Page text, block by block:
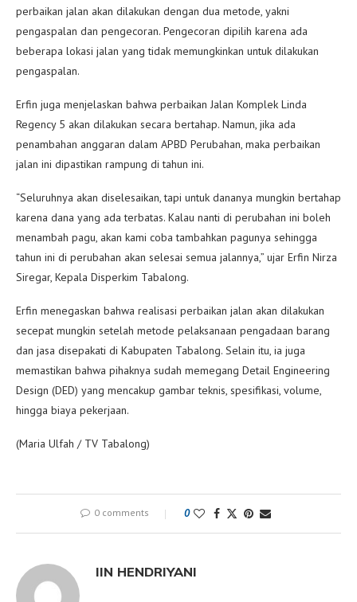
perbaikan jalan akan dilakukan dengan dua metode, yakni
pengaspalan dan pengecoran. Pengecoran dipilih karena ada
beberapa lokasi jalan yang tidak memungkinkan untuk dilakukan
pengaspalan.
Erfin juga menjelaskan bahwa perbaikan Jalan Komplek Linda
Regency 5 akan dilakukan secara bertahap. Namun, jika ada
penambahan anggaran dalam APBD Perubahan, maka perbaikan
jalan ini dipastikan rampung di tahun ini.
“Seluruhnya akan diselesaikan, tapi untuk dananya mungkin bertahap
karena dana yang ada terbatas. Kalau nanti di perubahan ini boleh
menambah pagu, akan kami coba tambahkan pagunya sehingga
tahun ini di perubahan akan selesai semua jalannya,” ujar Erfin Nirza
Siregar, Kepala Disperkim Tabalong.
Erfin menegaskan bahwa realisasi perbaikan jalan akan dilakukan
secepat mungkin setelah metode pelaksanaan pengadaan barang
dan jasa disepakati di Kabupaten Tabalong. Selain itu, ia juga
memastikan bahwa pihaknya sudah memegang Detail Engineering
Design (DED) yang mencakup gambar teknis, spesifikasi, volume,
hingga biaya pekerjaan.
(Maria Ulfah / TV Tabalong)
0 comments 0
IIN HENDRIYANI